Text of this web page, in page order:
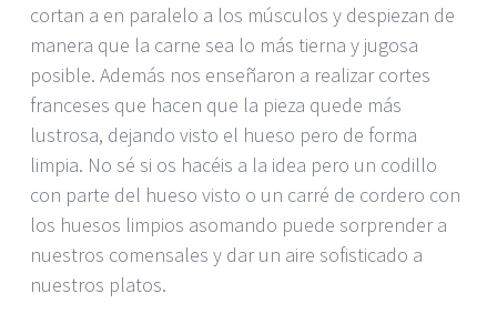
cortan a en paralelo a los músculos y despiezan de
manera que la carne sea lo más tierna y jugosa
posible. Además nos enseñaron a realizar cortes
franceses que hacen que la pieza quede más
lustrosa, dejando visto el hueso pero de forma
limpia. No sé si os hacéis a la idea pero un codillo
con parte del hueso visto o un carré de cordero con
los huesos limpios asomando puede sorprender a
nuestros comensales y dar un aire sofisticado a
nuestros platos.